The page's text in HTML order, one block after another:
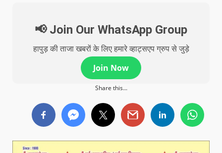
📢 Join Our WhatsApp Group
हापुड़ की ताजा खबरों के लिए हमारे व्हाट्सएप ग्रुप से जुड़े
Join Now
Share this...